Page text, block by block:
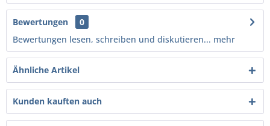
Bewertungen
0
Bewertungen lesen, schreiben und diskutieren... mehr
Ähnliche Artikel
Kunden kauften auch